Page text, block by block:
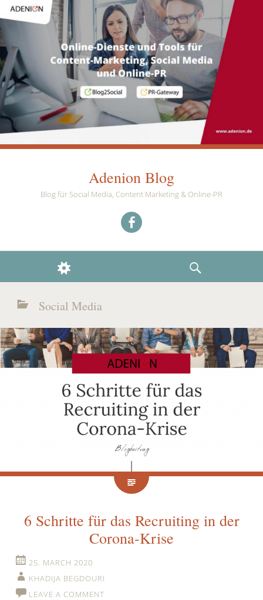
Adenion Blog
Blog für Social Media, Content Marketing & Online-PR
WIDGETS
SEARCH
Social Media
6 Schritte für das Recruiting in der
Corona-Krise
25. MARCH 2020
KHADIJA BEGDOURI
LEAVE A COMMENT